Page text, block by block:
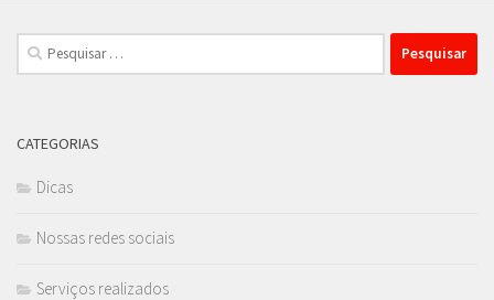
Pesquisar
por:
CATEGORIAS
Dicas
Nossas redes sociais
Serviços realizados